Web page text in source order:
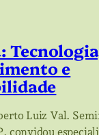
e
Luiz Val.
convidou